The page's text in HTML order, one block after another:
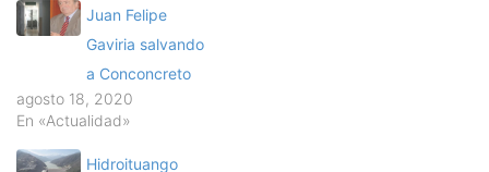
Juan Felipe
Gaviria salvando
a Conconcreto
agosto 18, 2020
En «Actualidad»
Hidroituango